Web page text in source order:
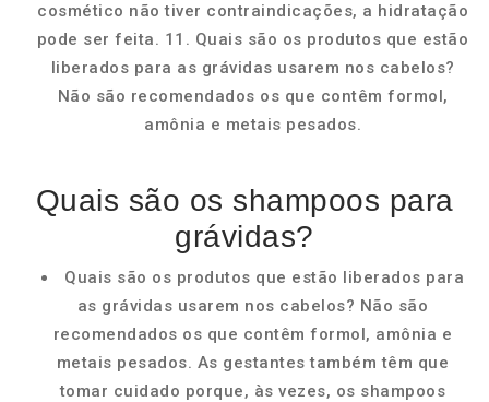
cosmético não tiver contraindicações, a hidratação
pode ser feita. 11. Quais são os produtos que estão
liberados para as grávidas usarem nos cabelos?
Não são recomendados os que contêm formol,
amônia e metais pesados.
Quais são os shampoos para
grávidas?
Quais são os produtos que estão liberados para
as grávidas usarem nos cabelos? Não são
recomendados os que contêm formol, amônia e
metais pesados. As gestantes também têm que
tomar cuidado porque, às vezes, os shampoos